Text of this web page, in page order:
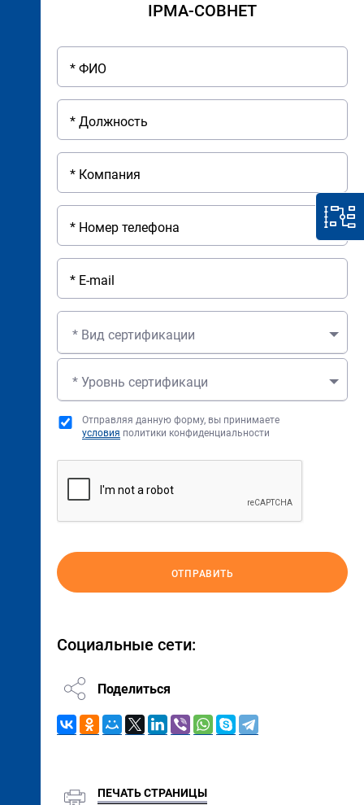
IPMA-СОВНЕТ
* Вид сертификации
* Уровнь сертификаци
Отправляя данную форму, вы принимаете
условия политики конфиденциальности
ОТПРАВИТЬ
Социальные сети:
Поделиться
ПЕЧАТЬ СТРАНИЦЫ